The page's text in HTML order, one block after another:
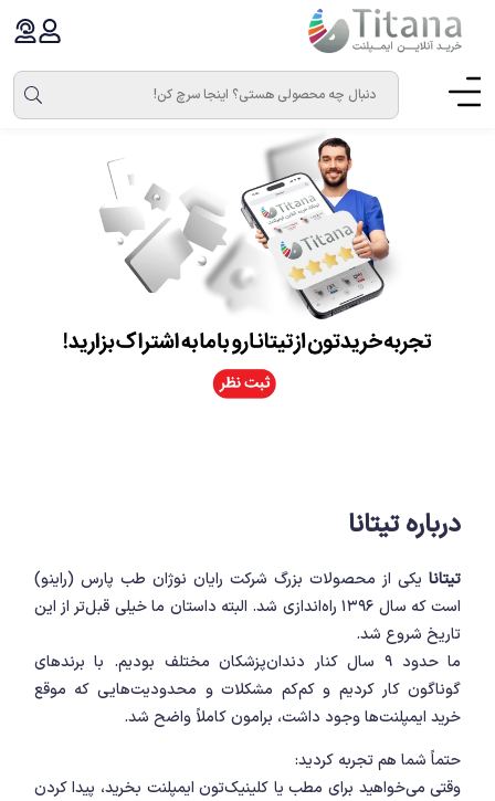
درباره تیتانا
تیتانایکی از محصولات بزرگ شرکت رایان نوژان طب پارس (راینو)
است که سال 1396 راه‌اندازی شد. البته داستان ما خیلی قبل‌تر از این
تاریخ شروع شد.
ما حدود 9 سال کنار دندان‌پزشکان مختلف بودیم. با برندهای
گوناگون کار کردیم و کم‌کم مشکلات و محدودیت‌هایی که موقع
خرید ایمپلنت‌ها وجود داشت، برامون کاملاً واضح شد.
حتماً شما هم تجربه کردید:
وقتی می‌خواهید برای مطب یا کلینیک‌تون ایمپلنت بخرید، پیدا کردن